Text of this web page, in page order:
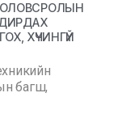
ХҮЧИНГҮЙ
багш,